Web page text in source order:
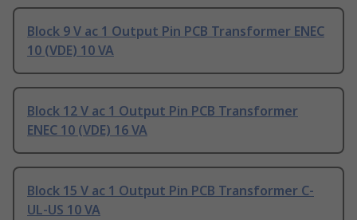
Block 9 V ac 1 Output Pin PCB Transformer ENEC
10 (VDE) 10 VA
Block 12 V ac 1 Output Pin PCB Transformer
ENEC 10 (VDE) 16 VA
Block 15 V ac 1 Output Pin PCB Transformer C-
UL-US 10 VA